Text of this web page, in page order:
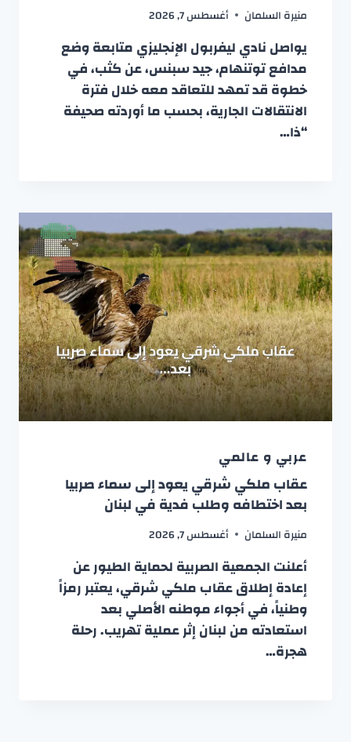
منيرة السلمان أغسطس 7, 2026
يواصل نادي ليفربول الإنجليزي متابعة وضع
مدافع توتنهام، جيد سبنس، عن كثب، في
خطوة قد تمهد للتعاقد معه خلال فترة
الانتقالات الجارية، بحسب ما أوردته صحيفة
“ذا…
عربي و عالمي
عقاب ملكي شرقي يعود إلى سماء صربيا
بعد اختطافه وطلب فدية في لبنان
منيرة السلمان أغسطس 7, 2026
أعلنت الجمعية الصربية لحماية الطيور عن
إعادة إطلاق عقاب ملكي شرقي، يعتبر رمزاً
وطنياً، في أجواء موطنه الأصلي بعد
استعادته من لبنان إثر عملية تهريب. رحلة
هجرة…